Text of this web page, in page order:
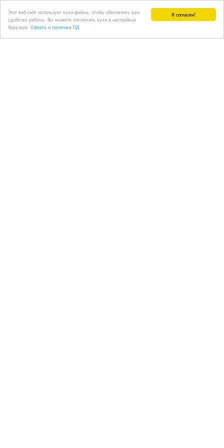
Я согласен!
Этот веб-сайт использует куки-файлы, чтобы обеспечить вам
удобство работы. Вы можете отключить куки в настройках
браузера. Оферта и политика ПД